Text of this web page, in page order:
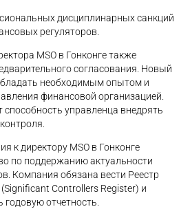
дисциплинарных санкций
регуляторов.
MSO в Гонконге также
согласования. Новый
необходимым опытом и
финансовой организацией.
способность управленца внедрять
к директору MSO в Гонконге
по поддержанию актуальности
Компания обязана вести Реестр
Controllers Register) и
отчетность.